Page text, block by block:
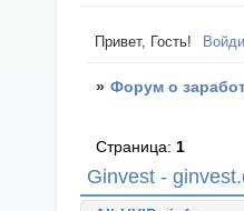
Привет, Гость!
» Форум о
Ginvest -
Страница: 1